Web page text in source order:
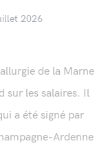
2026
de la Marne
sur les salaires. Il
a été signé par
Ardenne